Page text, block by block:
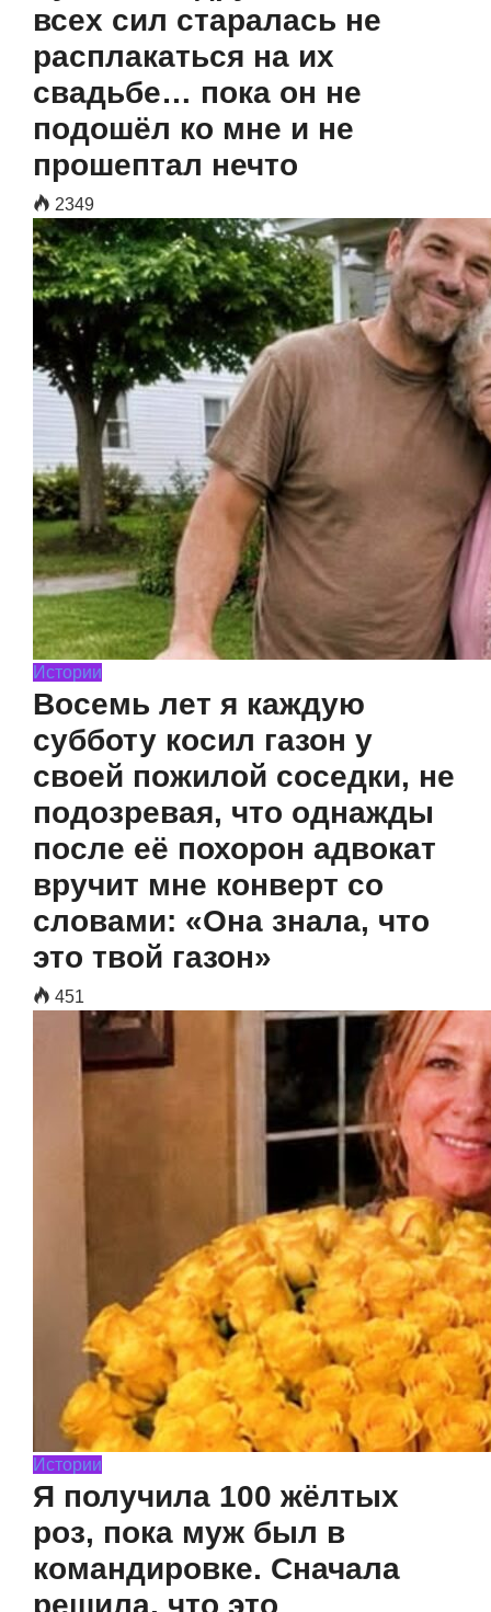
всех сил старалась не
расплакаться на их
свадьбе… пока он не
подошёл ко мне и не
прошептал нечто
2349
Истории
Восемь лет я каждую
субботу косил газон у
своей пожилой соседки, не
подозревая, что однажды
после её похорон адвокат
вручит мне конверт со
словами: «Она знала, что
это твой газон»
451
Истории
Я получила 100 жёлтых
роз, пока муж был в
командировке. Сначала
решила, что это